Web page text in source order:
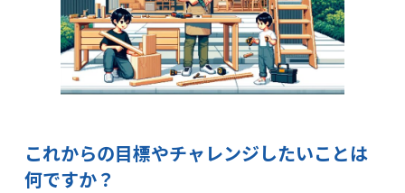
これからの目標やチャレンジしたいことは
何ですか？